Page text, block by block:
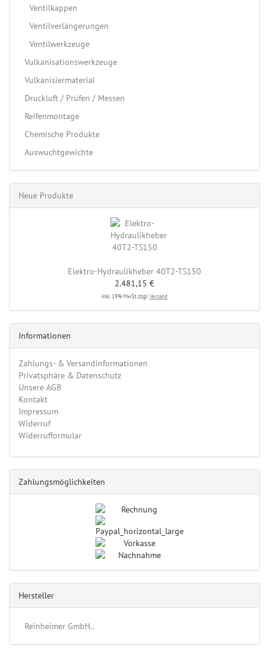
Ventilkappen
Ventilverlängerungen
Ventilwerkzeuge
Vulkanisationswerkzeuge
Vulkanisiermaterial
Druckluft / Prüfen / Messen
Reifenmontage
Chemische Produkte
Auswuchtgewichte
Neue Produkte
Elektro-Hydraulikheber 40T2-TS150
2.481,15 €
inkl. 19% MwSt. zzgl. Versand
Informationen
Zahlungs- & Versandinformationen
Privatsphäre & Datenschutz
Unsere AGB
Kontakt
Impressum
Widerruf
Widerrufformular
Zahlungsmöglichkeiten
Hersteller
Reinheimer GmbH..